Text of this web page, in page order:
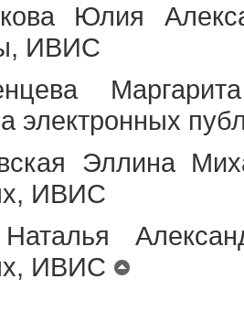
Юлия
ИВИС
электронных
Эллина
ИВИС
ИВИС